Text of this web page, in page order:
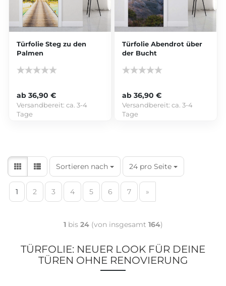
Türfolie Steg zu den
Palmen
ab 36,90 €
Versandbereit:ca. 3-4
Tage
Türfolie Abendrot über
der Bucht
ab 36,90 €
Versandbereit:ca. 3-4
Tage
Sortieren nach 24 pro Seite
1 2 3 4 5 6 7 »
1bis 24(von insgesamt 164)
TÜRFOLIE: NEUER LOOK FÜR DEINE
TÜREN OHNE RENOVIERUNG